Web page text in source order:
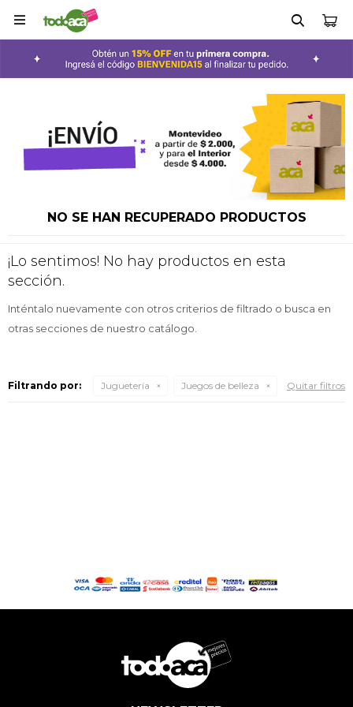

NO SE HAN RECUPERADO PRODUCTOS
¡Lo sentimos! No hay productos en esta
sección.
Inténtalo nuevamente con otros criterios de filtrado o busca en
otras secciones de nuestro catálogo.
Filtrando por: Juguetería Juegos de belleza Quitar filtros